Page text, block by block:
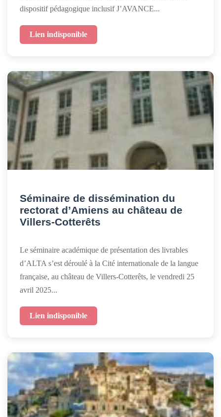
dispositif pédagogique inclusif J’AVANCE...
Lien indisponible
Séminaire de dissémination du
rectorat d’Amiens au château de
Villers-Cotterêts
Le séminaire académique de présentation des livrables
d’ALTA s’est déroulé à la Cité internationale de la langue
française, au château de Villers-Cotterêts, le vendredi 25
avril 2025...
Lien indisponible